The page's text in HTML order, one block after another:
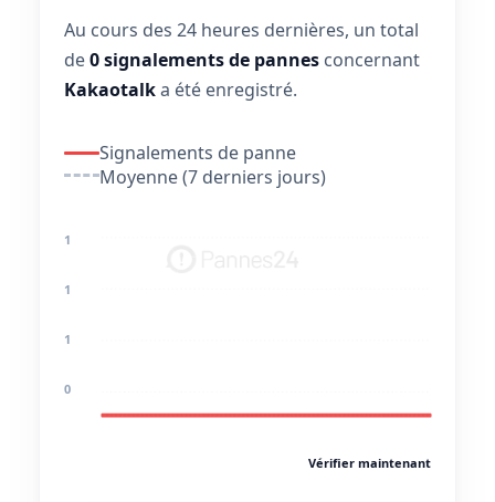
Au cours des 24 heures dernières, un total
de0 signalements de pannes concernant
Kakaotalka été enregistré.
Signalements de panne
Moyenne (7 derniers jours)
1
1
1
0
Vérifier maintenant